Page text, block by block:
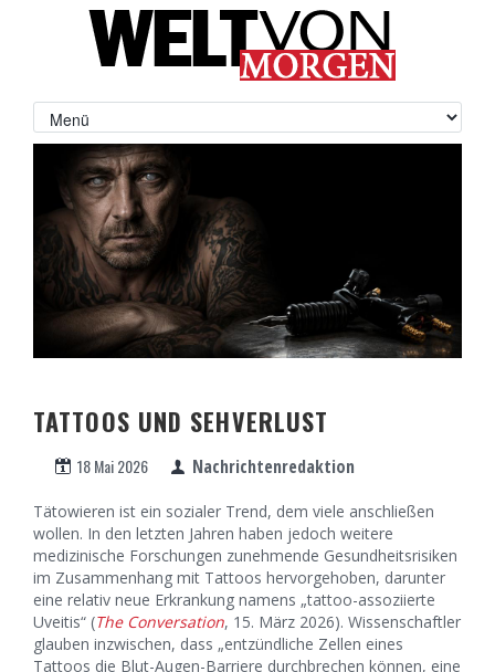
TATTOOS UND SEHVERLUST
18 Mai 2026 Nachrichtenredaktion
Tätowieren ist ein sozialer Trend, dem viele anschließen
wollen. In den letzten Jahren haben jedoch weitere
medizinische Forschungen zunehmende Gesundheitsrisiken
im Zusammenhang mit Tattoos hervorgehoben, darunter
eine relativ neue Erkrankung namens „tattoo-assoziierte
Uveitis“ (The Conversation, 15. März 2026). Wissenschaftler
glauben inzwischen, dass „entzündliche Zellen eines
Tattoos die Blut-Augen-Barriere durchbrechen können, eine